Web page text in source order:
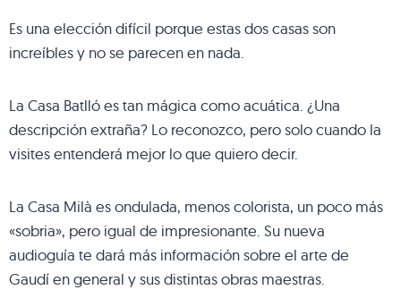
Es una elección difícil porque estas dos casas son
increíbles y no se parecen en nada.
La Casa Batlló es tan mágica como acuática. ¿Una
descripción extraña? Lo reconozco, pero solo cuando la
visites entenderá mejor lo que quiero decir.
La Casa Milà es ondulada, menos colorista, un poco más
«sobria», pero igual de impresionante. Su nueva
audioguía te dará más información sobre el arte de
Gaudí en general y sus distintas obras maestras.